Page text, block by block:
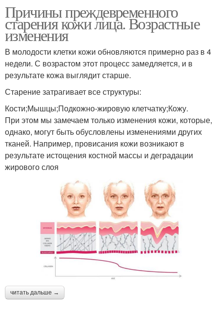
Причины преждевременного
старения кожи лица. Возрастные
изменения
В молодости клетки кожи обновляются примерно раз в 4
недели. С возрастом этот процесс замедляется, и в
результате кожа выглядит старше.
Старение затрагивает все структуры:
Кости;Мышцы;Подкожно-жировую клетчатку;Кожу.
При этом мы замечаем только изменения кожи, которые,
однако, могут быть обусловлены изменениями других
тканей. Например, провисания кожи возникают в
результате истощения костной массы и деградации
жирового слоя
читать дальше →